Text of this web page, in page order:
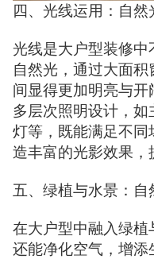
四、光线运用：自
光线是大户型装修中
自然光，通过大面
间显得更加明亮与开
多层次照明设计，
灯等，既能满足不
造丰富的光影效果，
五、绿植与水景：自
在大户型中融入绿植
还能净化空气，增